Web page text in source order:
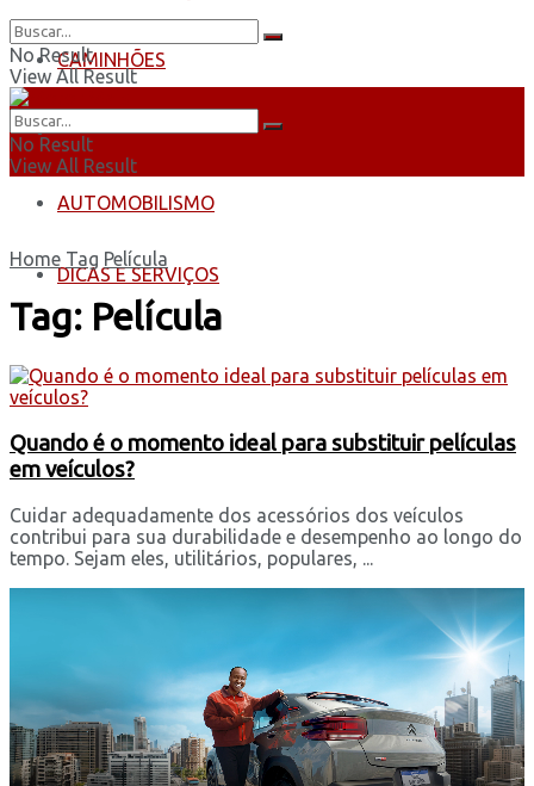
CAMINHÕES
ÔNIBUS
AUTOMOBILISMO
DICAS E SERVIÇOS
No Result
View All Result
No Result
View All Result
Home Tag Película
Tag: Película
Quando é o momento ideal para substituir películas
em veículos?
Cuidar adequadamente dos acessórios dos veículos
contribui para sua durabilidade e desempenho ao longo do
tempo. Sejam eles, utilitários, populares, ...